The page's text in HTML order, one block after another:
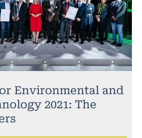
Environmental and
2021: The